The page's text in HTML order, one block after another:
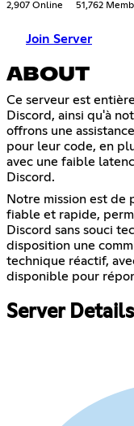
2,907 Online 51,762
Join Server
ABOUT
Ce serveur est
Discord, ainsi qu'à
offrons une
pour leur code, en
avec une faible
Discord.
Notre mission est de
fiable et rapide,
Discord sans souci
disposition une
technique réactif,
disponible pour
Server Details